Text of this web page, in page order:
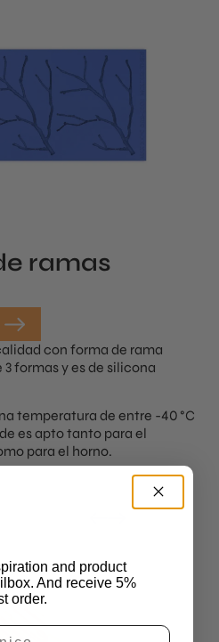
ramas
con forma de rama
formas y es de silicona
temperatura de entre -40 °C
es apto tanto para el
para el horno.
and product
And receive 5%
order.